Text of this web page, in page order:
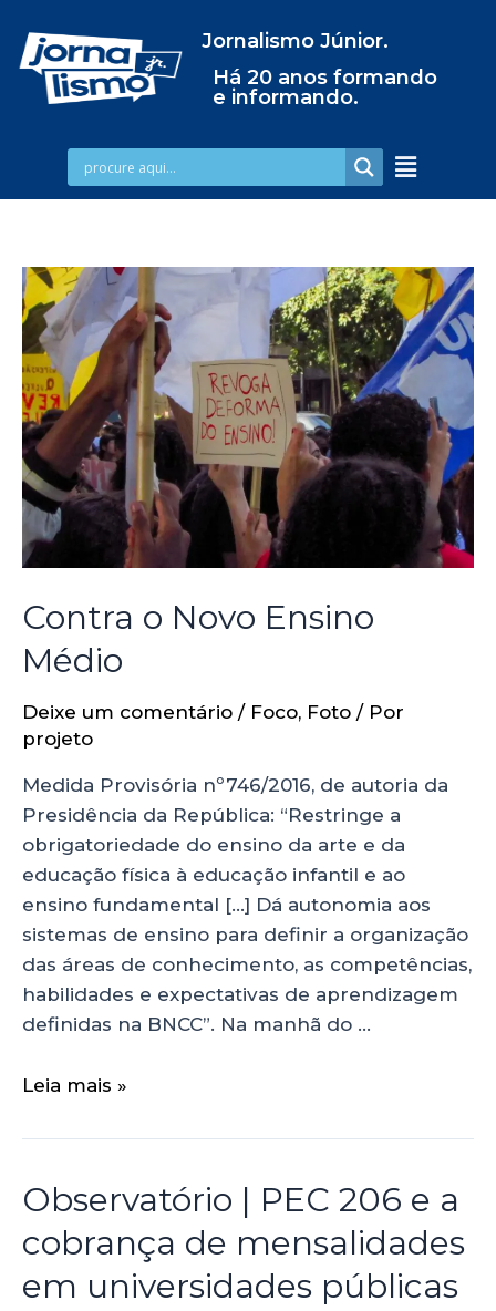
Jornalismo Júnior.
Há 20 anos formando
e informando.
Contra o Novo Ensino
Médio
Deixe um comentário / Foco, Foto / Por
projeto
Medida Provisória nº746/2016, de autoria da
Presidência da República: “Restringe a
obrigatoriedade do ensino da arte e da
educação física à educação infantil e ao
ensino fundamental […] Dá autonomia aos
sistemas de ensino para definir a organização
das áreas de conhecimento, as competências,
habilidades e expectativas de aprendizagem
definidas na BNCC”. Na manhã do …
Leia mais »
Observatório | PEC 206 e a
cobrança de mensalidades
em universidades públicas